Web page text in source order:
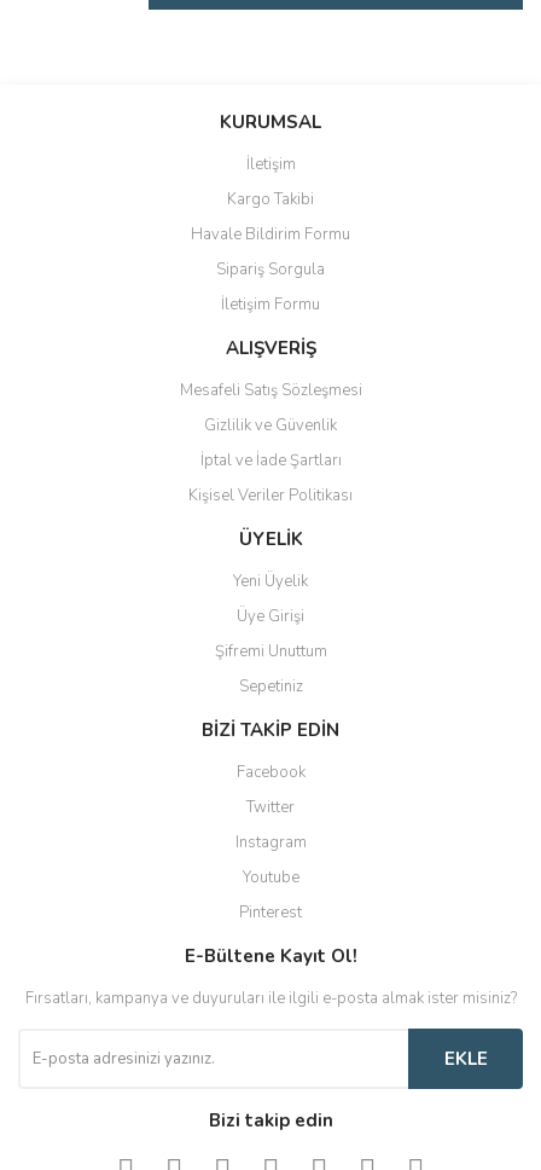
Bu ürüne ilk yorumu siz yapın!
Yorum Yaz
Ürün resmi kalitesiz, bozuk veya görüntülenemiyor.
Ürün açıklamasında eksik bilgiler bulunuyor.
Ürün bilgilerinde hatalar bulunuyor.
Ürün fiyatı diğer sitelerden daha pahalı.
Bu ürüne benzer farklı alternatifler olmalı.
Gönder
KURUMSAL
İletişim
Kargo Takibi
Havale Bildirim Formu
Sipariş Sorgula
İletişim Formu
ALIŞVERİŞ
Mesafeli Satış Sözleşmesi
Gizlilik ve Güvenlik
İptal ve İade Şartları
Kişisel Veriler Politikası
ÜYELİK
Yeni Üyelik
Üye Girişi
Şifremi Unuttum
Sepetiniz
BİZİ TAKİP EDİN
Facebook
Twitter
Instagram
Youtube
Pinterest
E-Bültene Kayıt Ol!
Fırsatları, kampanya ve duyuruları ile ilgili e-posta almak ister misiniz?
EKLE
Bizi takip edin